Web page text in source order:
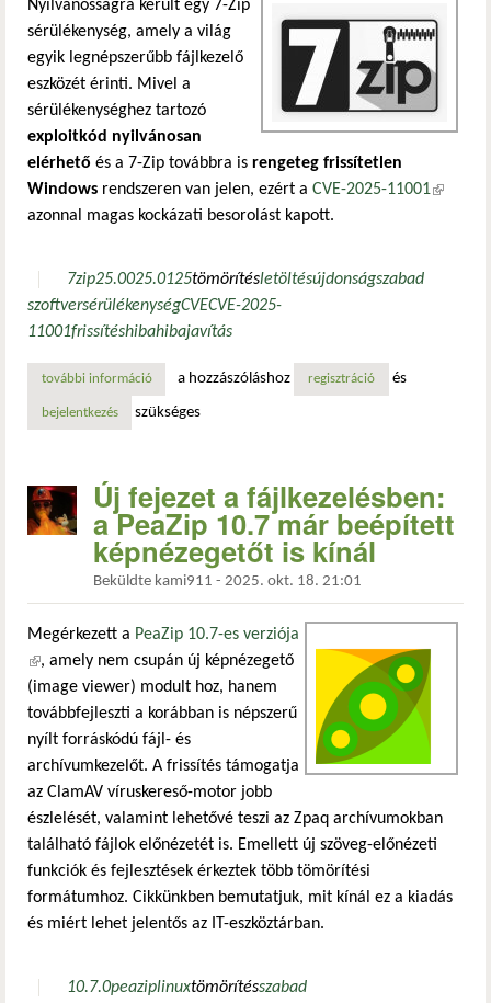
Nyilvánosságra került egy 7-Zip
sérülékenység, amely a világ
egyik legnépszerűbb fájlkezelő
eszközét érinti. Mivel a
sérülékenységhez tartozó
exploitkód nyilvánosan
elérhető és a 7-Zip továbbra is rengeteg frissítetlen
Windows rendszeren van jelen, ezért a CVE-2025-11001(külső
azonnal magas kockázati besorolást kapott.
7zip25.0025.0125tömörítésletöltésújdonságszabad
szoftversérülékenységCVECVE-2025-
11001frissítéshibahibajavítás
további információ7-zip sérülékenység nyilvános exploittal tartalommal
a hozzászóláshoz regisztráció és
bejelentkezés szükséges
Új fejezet a fájlkezelésben:
a PeaZip 10.7 már beépített
képnézegetőt is kínál
Beküldte kami911 - 2025. okt. 18. 21:01
Megérkezett a PeaZip 10.7-es verziója
(külső hivatkozás)
, amely nem csupán új képnézegető
(image viewer) modult hoz, hanem
továbbfejleszti a korábban is népszerű
nyílt forráskódú fájl- és
archívumkezelőt. A frissítés támogatja
az ClamAV víruskereső-motor jobb
észlelését, valamint lehetővé teszi az Zpaq archívumokban
található fájlok előnézetét is. Emellett új szöveg-előnézeti
funkciók és fejlesztések érkeztek több tömörítési
formátumhoz. Cikkünkben bemutatjuk, mit kínál ez a kiadás
és miért lehet jelentős az IT-eszköztárban.
10.7.0peaziplinuxtömörítésszabad